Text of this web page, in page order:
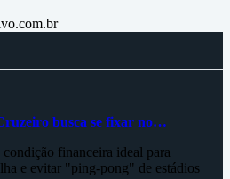
busca se fixar no…
financeira ideal para
e evitar "ping-pong" de estádios